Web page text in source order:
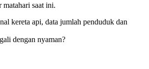
saat ini.
kereta api, data jumlah penduduk dan
dengan nyaman?